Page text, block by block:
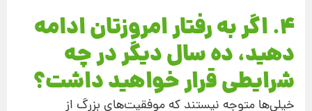
4. اگر به رفتار امروزتان ادامه
دهید، ده سال دیگر در چه
شرایطی قرار خواهید داشت؟
خیلی‌ها متوجه نیستند که موفقیت‌های بزرگ از